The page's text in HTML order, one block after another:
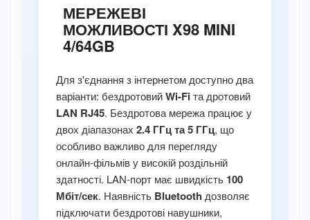
МЕРЕЖЕВІ
МОЖЛИВОСТІ X98 MINI
4/64GB
Для з'єднання з інтернетом доступно два
варіанти: бездротовийWi-Fiта дротовий
LAN RJ45. Бездротова мережа працює у
двох діапазонах 2.4 ГГц та 5 ГГц, що
особливо важливо для перегляду
онлайн-фільмів у високій роздільній
здатності. LAN-порт має швидкість 100
Мбіт/сек. Наявність Bluetooth дозволяє
підключати бездротові навушники,